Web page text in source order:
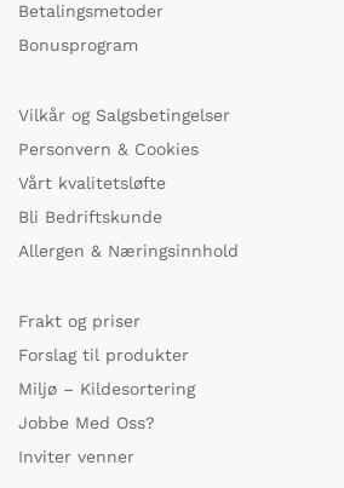
Betalingsmetoder
Bonusprogram
Vilkår og Salgsbetingelser
Personvern & Cookies
Vårt kvalitetsløfte
Bli Bedriftskunde
Allergen & Næringsinnhold
Frakt og priser
Forslag til produkter
Miljø – Kildesortering
Jobbe Med Oss?
Inviter venner